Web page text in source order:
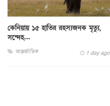
কেনিয়ায় ১৫ হাতির রহস্যজনক মৃত্যু,
সন্দেহ...
আন্তর্জাতিক 1 day ago